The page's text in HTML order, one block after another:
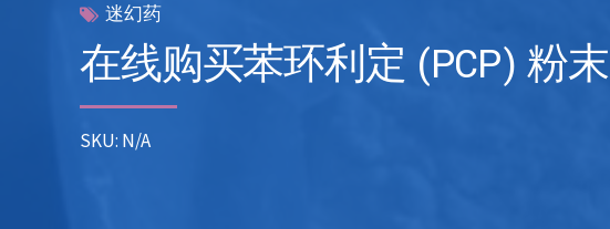
迷幻药
在线购买苯环利定 (PCP) 粉末
SKU: N/A